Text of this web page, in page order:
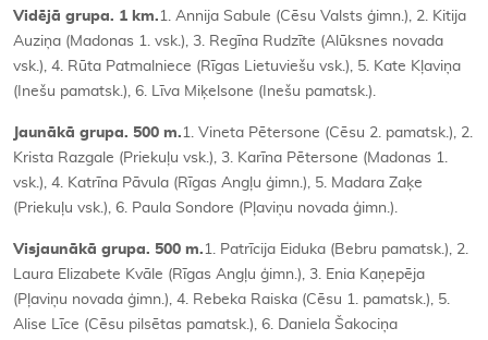
Vidējā grupa. 1 km.1. Annija Sabule (Cēsu Valsts ģimn.), 2. Kitija
Auziņa (Madonas 1. vsk.), 3. Regīna Rudzīte (Alūksnes novada
vsk.), 4. Rūta Patmalniece (Rīgas Lietuviešu vsk.), 5. Kate Kļaviņa
(Inešu pamatsk.), 6. Līva Miķelsone (Inešu pamatsk.).
Jaunākā grupa. 500 m.1. Vineta Pētersone (Cēsu 2. pamatsk.), 2.
Krista Razgale (Priekuļu vsk.), 3. Karīna Pētersone (Madonas 1.
vsk.), 4. Katrīna Pāvula (Rīgas Angļu ģimn.), 5. Madara Zaķe
(Priekuļu vsk.), 6. Paula Sondore (Pļaviņu novada ģimn.).
Visjaunākā grupa. 500 m.1. Patrīcija Eiduka (Bebru pamatsk.), 2.
Laura Elizabete Kvāle (Rīgas Angļu ģimn.), 3. Enia Kaņepēja
(Pļaviņu novada ģimn.), 4. Rebeka Raiska (Cēsu 1. pamatsk.), 5.
Alise Līce (Cēsu pilsētas pamatsk.), 6. Daniela Šakociņa